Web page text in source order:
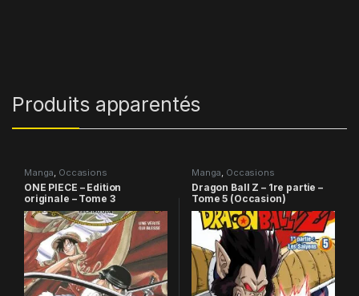
Produits apparentés
Manga, Occasions
ONE PIECE – Edition
originale – Tome 3
Manga, Occasions
Dragon Ball Z – 1re partie –
Tome 5 (Occasion)